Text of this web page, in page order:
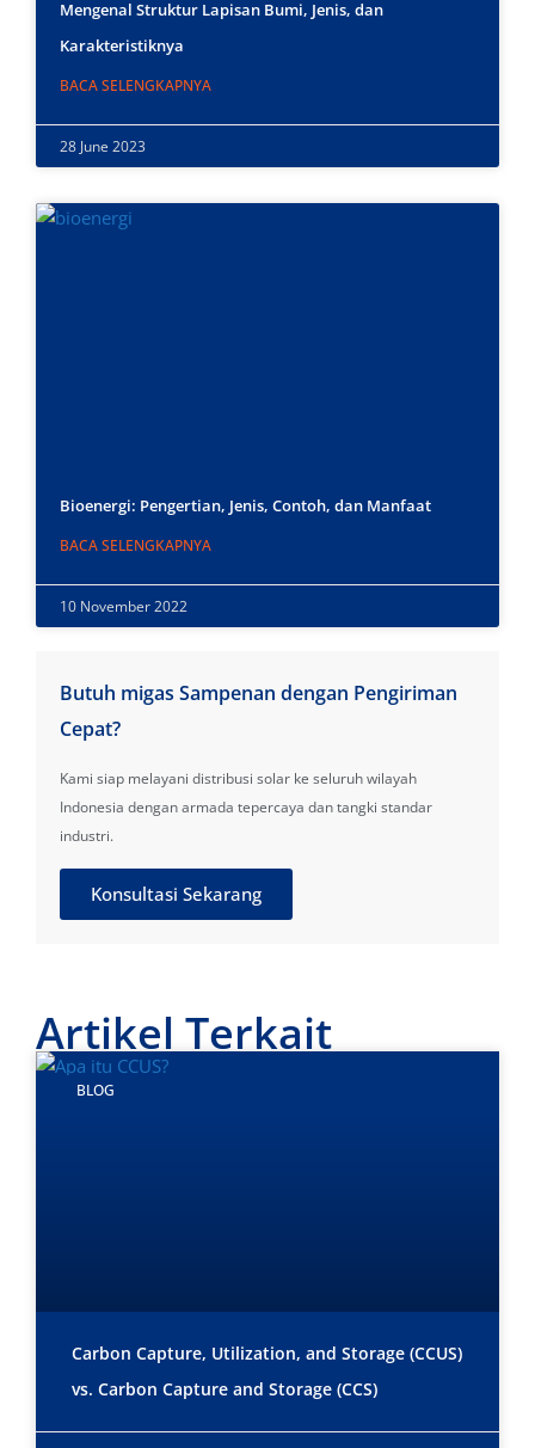
Mengenal Struktur Lapisan Bumi, Jenis, dan
Karakteristiknya
BACA SELENGKAPNYA
28 June 2023
Bioenergi: Pengertian, Jenis, Contoh, dan Manfaat
BACA SELENGKAPNYA
10 November 2022
Butuh migas Sampenan dengan Pengiriman
Cepat?
Kami siap melayani distribusi solar ke seluruh wilayah
Indonesia dengan armada tepercaya dan tangki standar
industri.
Konsultasi Sekarang
Artikel Terkait
BLOG
Carbon Capture, Utilization, and Storage (CCUS)
vs. Carbon Capture and Storage (CCS)